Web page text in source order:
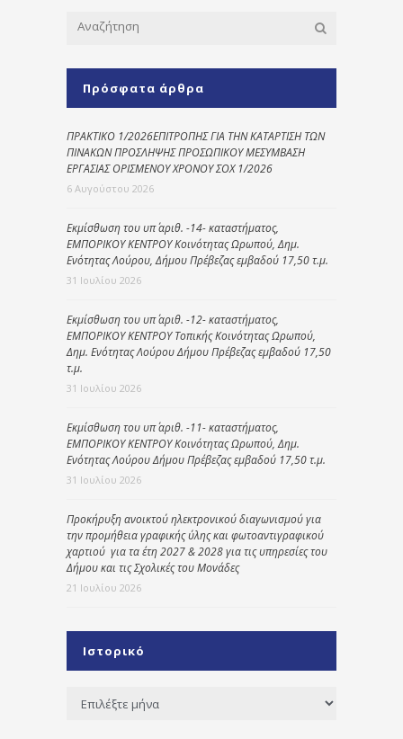
Πρόσφατα άρθρα
ΠΡΑΚΤΙΚΟ 1/2026ΕΠΙΤΡΟΠΗΣ ΓΙΑ ΤΗΝ ΚΑΤΑΡΤΙΣΗ ΤΩΝ
ΠΙΝΑΚΩΝ ΠΡΟΣΛΗΨΗΣ ΠΡΟΣΩΠΙΚΟΥ ΜΕΣΥΜΒΑΣΗ
ΕΡΓΑΣΙΑΣ ΟΡΙΣΜΕΝΟΥ ΧΡΟΝΟΥ ΣΟΧ 1/2026
6 Αυγούστου 2026
Εκμίσθωση του υπ΄ αριθ. -14- καταστήματος,
ΕΜΠΟΡΙΚΟΥ ΚΕΝΤΡΟΥ Κοινότητας Ωρωπού, Δημ.
Ενότητας Λούρου, Δήμου Πρέβεζας εμβαδού 17,50 τ.μ.
31 Ιουλίου 2026
Εκμίσθωση του υπ΄ αριθ. -12- καταστήματος,
ΕΜΠΟΡΙΚΟΥ ΚΕΝΤΡΟΥ Τοπικής Κοινότητας Ωρωπού,
Δημ. Ενότητας Λούρου Δήμου Πρέβεζας εμβαδού 17,50
τ.μ.
31 Ιουλίου 2026
Εκμίσθωση του υπ΄ αριθ. -11- καταστήματος,
ΕΜΠΟΡΙΚΟΥ ΚΕΝΤΡΟΥ Κοινότητας Ωρωπού, Δημ.
Ενότητας Λούρου Δήμου Πρέβεζας εμβαδού 17,50 τ.μ.
31 Ιουλίου 2026
Προκήρυξη ανοικτού ηλεκτρονικού διαγωνισμού για
την προμήθεια γραφικής ύλης και φωτοαντιγραφικού
χαρτιού για τα έτη 2027 & 2028 για τις υπηρεσίες του
Δήμου και τις Σχολικές του Μονάδες
21 Ιουλίου 2026
Ιστορικό
Ιστορικό